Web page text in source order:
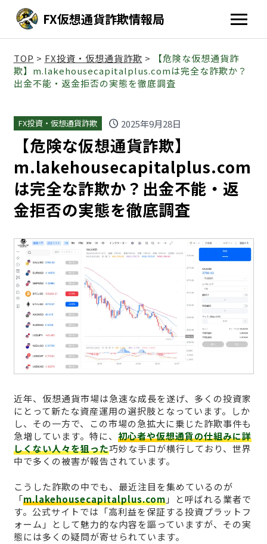
FX仮想通貨詐欺情報局
TOP > FX投資・仮想通貨詐欺 >
【危険な仮想通貨詐
欺】m.lakehousecapitalplus.comは完全な詐欺か？
出金不能・返金拒否の実態を徹底調査
FX投資・仮想通貨詐欺 schedule 2025年9月28日
【危険な仮想通貨詐欺】
m.lakehousecapitalplus.com
は完全な詐欺か？出金不能・返
金拒否の実態を徹底調査
近年、仮想通貨市場は急速な成長を遂げ、多くの投資家
にとって新たな資産運用の選択肢となっています。しか
し、その一方で、この市場の急拡大に乗じた詐欺事件も
急増しています。特に、 初心者や仮想通貨の仕組みに詳
しくない人々を狙った巧妙な手口が横行しており、世界
中で多くの被害が報告されています。
こうした詐欺の中でも、最近注目を集めているのが
「m.lakehousecapitalplus.com」と呼ばれる業者で
す。公式サイトでは「高利益を保証する投資プラットフ
ォーム」として魅力的な内容を謳っていますが、その実
態には多くの疑問が寄せられています。